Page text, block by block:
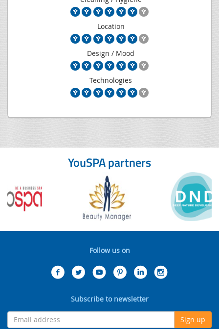
Location
Design / Mood
Technologies
YouSPA partners
Follow us on
Subscribe to newsletter
Sign up